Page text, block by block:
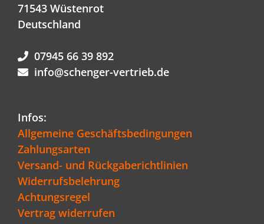
71543 Wüstenrot
Deutschland
07945 66 39 892
info@schenger-vertrieb.de
Infos:
Allgemeine Geschäftsbedingungen
Zahlungsarten
Versand- und Rückgaberichtlinien
Widerrufsbelehrung
Achtungsregel
Vertrag widerrufen